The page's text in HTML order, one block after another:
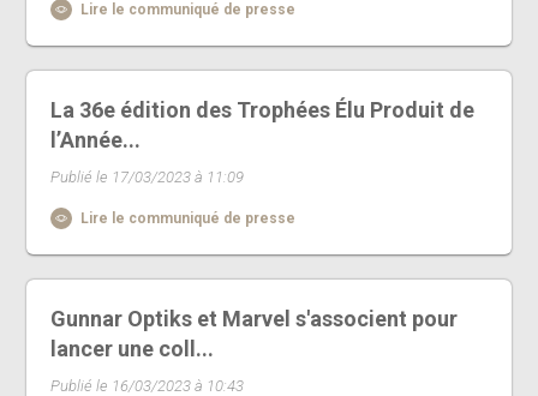
Lire le communiqué de presse
La 36e édition des Trophées Élu Produit de
l’Année...
Publié le 17/03/2023 à 11:09
Lire le communiqué de presse
Gunnar Optiks et Marvel s'associent pour
lancer une coll...
Publié le 16/03/2023 à 10:43